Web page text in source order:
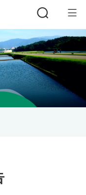
搜索